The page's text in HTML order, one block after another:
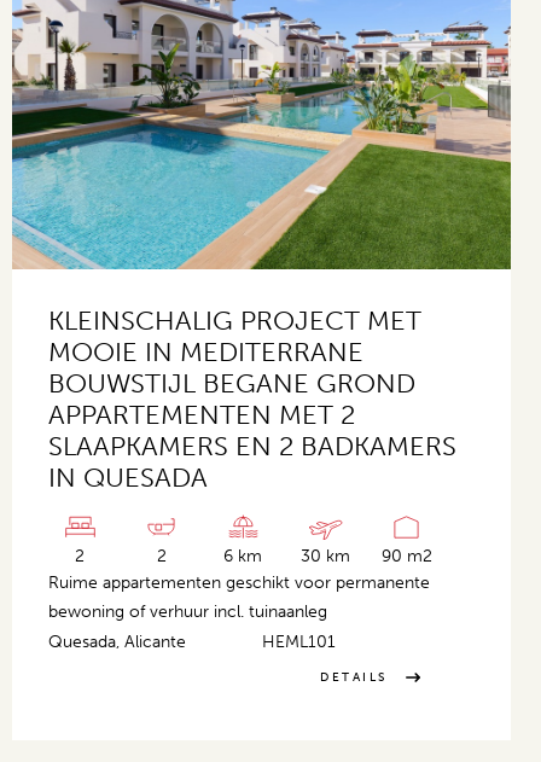
KLEINSCHALIG PROJECT MET
MOOIE IN MEDITERRANE
BOUWSTIJL BEGANE GROND
APPARTEMENTEN MET 2
SLAAPKAMERS EN 2 BADKAMERS
IN QUESADA
2 2 6 km 30 km
90 m2
Ruime appartementen geschikt voor permanente
bewoning of verhuur incl. tuinaanleg
Quesada, Alicante
HEML101
DETAILS